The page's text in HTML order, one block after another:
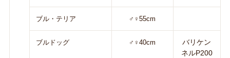
ブル・テリア ♂♀55cm
ブルドッグ ♂♀40cm
バリケン
ネルP200